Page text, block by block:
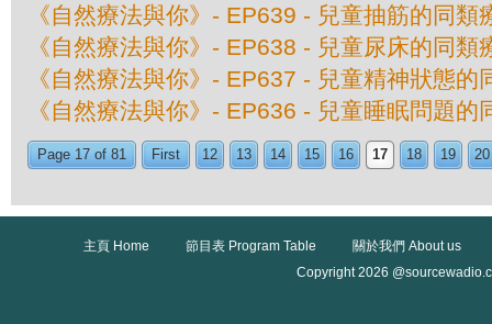
《自然療法與你》- EP639 - 兒童抽筋的同類
《自然療法與你》- EP638 - 兒童尿床的同類
《自然療法與你》- EP637 - 兒童精神狀態的
《自然療法與你》- EP636 - 兒童睡眠問題的
Page 17 of 81 First 12 13 14 15 16 17 18 19 20
主頁 Home 節目表 Program Table
關於我們 About us
Copyright 2026